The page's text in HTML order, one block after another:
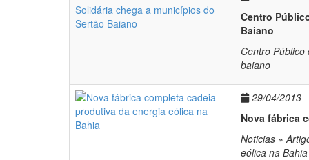
Centro
Baiano
Centro
baiano
29/04/2013
Nova fábrica
Noticias »
eólica na Bahia